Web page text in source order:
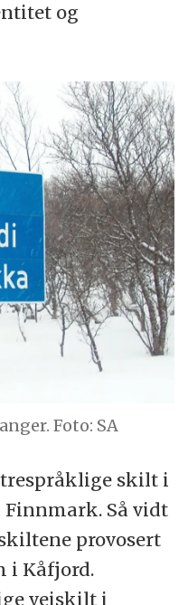
og
Foto: SA
trespråklige skilt i
Så vidt
provosert
i Kåfjord.
veiskilt i